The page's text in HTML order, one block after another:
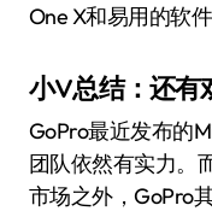
One X和易用的软
小V总结：还有
GoPro最近发布的
团队依然有实力。
市场之外，GoPro